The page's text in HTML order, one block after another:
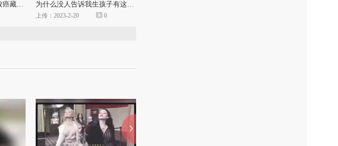
三无产品、闭经不孕、致癌藏du？这些非法电子烟简直不要太离谱！ 为什么没人告诉我生孩子有这么痛苦？！
上传：2023-2-20 0